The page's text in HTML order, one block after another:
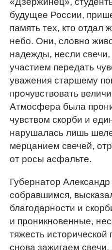
будущее России,
память тех, кто отдал
небо. Они, словно
надежды, несли свечи,
участием передать
уважения старшему
прочувствовать
Атмосфера была
чувством скорби и
нарушалась лишь
мерцанием свечей,
от росы асфальте.
Губернатор
собравшимся,
благодарности и
и проникновенные,
тяжесть
снова зажигаем